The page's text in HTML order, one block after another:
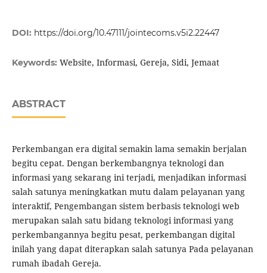
DOI: https://doi.org/10.47111/jointecoms.v5i2.22447
Keywords: Website, Informasi, Gereja, Sidi, Jemaat
ABSTRACT
Perkembangan era digital semakin lama semakin berjalan
begitu cepat. Dengan berkembangnya teknologi dan
informasi yang sekarang ini terjadi, menjadikan informasi
salah satunya meningkatkan mutu dalam pelayanan yang
interaktif, Pengembangan sistem berbasis teknologi web
merupakan salah satu bidang teknologi informasi yang
perkembangannya begitu pesat, perkembangan digital
inilah yang dapat diterapkan salah satunya Pada pelayanan
rumah ibadah Gereja.